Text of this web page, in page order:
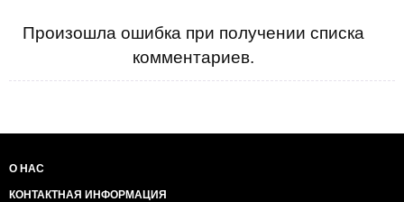
Произошла ошибка при получении списка
комментариев.
О НАС
КОНТАКТНАЯ ИНФОРМАЦИЯ